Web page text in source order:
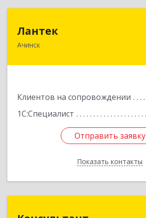
Лантек
Ачинск
Клиентов на сопровождении
1С:Специалист
Отправить заявку
Показать контакты
Отправить заявку
Назад